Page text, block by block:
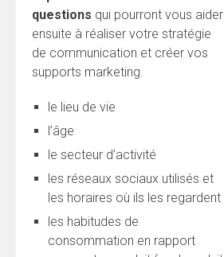
questions qui pourront vous aider
ensuite à réaliser votre stratégie
de communication et créer vos
supports marketing.
le lieu de vie
l’âge
le secteur d’activité
les réseaux sociaux utilisés et
les horaires où ils les regardent
les habitudes de
consommation en rapport